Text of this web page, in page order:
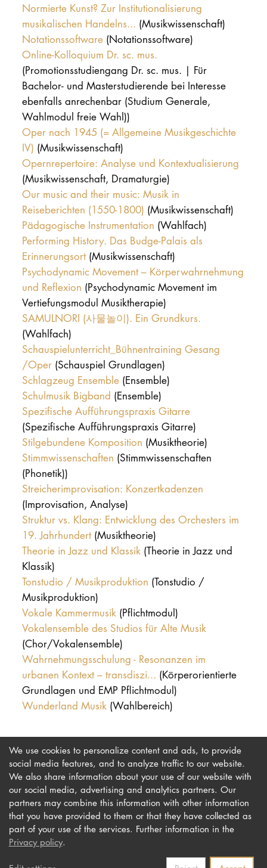
Normierte Kunst? Zur Institutionalisierung
musikalischen Handelns... (Musikwissenschaft)
Notationssoftware (Notationssoftware)
Online-Kolloquium Dr. sc. mus.
(Promotionsstudiengang Dr. sc. mus. | Für
Bachelor- und Masterstudierende bei Interesse
ebenfalls anrechenbar (Studium Generale,
Wahlmodul freie Wahl))
Oper nach 1945 (= Allgemeine Musikgeschichte
IV) (Musikwissenschaft)
Opernrepertoire: Analyse und Kontextualisierung
(Musikwissenschaft, Dramaturgie)
Our music and their music: Musik in
Reiseberichten (1550-1800) (Musikwissenschaft)
Pädagogische Instrumentation (Wahlfach)
Performing History. Das Budge-Palais als
Erinnerungsort (Musikwissenschaft)
Psychodynamic Movement – Körperwahrnehmung
und Reflexion (Psychodynamic Movement im
Vertiefungsmodul Musiktherapie)
SAMULNORI (사물놀이). Ein Grundkurs.
(Wahlfach)
Schauspielunterricht_Bühnentraining Gesang
/Oper (Schauspiel Grundlagen)
Schlagzeug Ensemble (Ensemble)
Schulmusik Bigband (Ensemble)
Spezifische Aufführungspraxis Gitarre
(Spezifische Aufführungspraxis Gitarre)
Stilgebundene Komposition (Musiktheorie)
Stimmwissenschaften (Stimmwissenschaften
(Phonetik))
Streicherimprovisation: Konzertkadenzen
(Improvisation, Analyse)
Struktur vs. Klang: Entwicklung des Orchesters im
19. Jahrhundert (Musiktheorie)
Theorie in Jazz und Klassik (Theorie in Jazz und
Klassik)
Tonstudio / Musikproduktion (Tonstudio /
Musikproduktion)
Vokale Kammermusik (Pflichtmodul)
Vokalensemble des Studios für Alte Musik
(Chor/Vokalensemble)
Wahrnehmungsschulung - Resonanzen im
urbanen Kontext – transdiszi... (Körperorientierte
Grundlagen und EMP Pflichtmodul)
Wunderland Musik (Wahlbereich)
Imprint
Privacy
Contact us
Newsletter
Accessibility
We use cookies to personalize content and ads, to provide
social media features, and to analyze traffic to our website.
We also share information about your use of our website with
our social media, advertising and analytics partners. Our
partners may combine this information with other information
that you have provided to them or that they have collected as
part of your use of the services. Further information in the
Privacy policy.